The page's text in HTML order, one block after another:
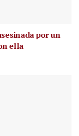
por un
ella